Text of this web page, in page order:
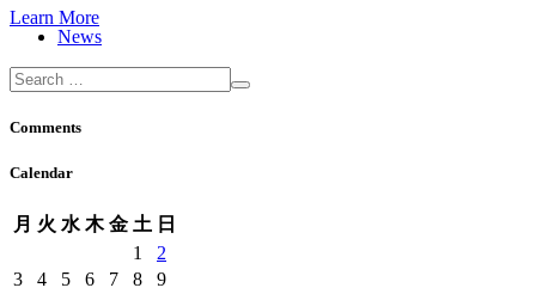
Learn More
News
Comments
Calendar
月 火 水 木 金 土 日
1
2
3
4 5 6 7 8
9